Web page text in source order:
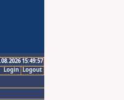
15:49:57
Logout
Login